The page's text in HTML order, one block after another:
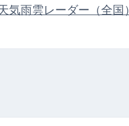
気雨雲レーダー（全国）